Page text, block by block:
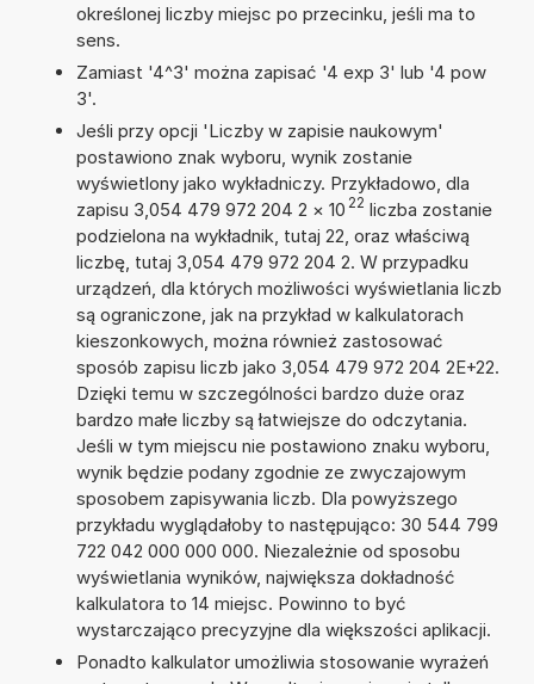
określonej liczby miejsc po przecinku, jeśli ma to
sens.
Zamiast '4^3' można zapisać '4 exp 3' lub '4 pow
3'.
Jeśli przy opcji 'Liczby w zapisie naukowym'
postawiono znak wyboru, wynik zostanie
wyświetlony jako wykładniczy. Przykładowo, dla
zapisu 3,054 479 972 204 2 × 10 22 liczba zostanie
podzielona na wykładnik, tutaj 22, oraz właściwą
liczbę, tutaj 3,054 479 972 204 2. W przypadku
urządzeń, dla których możliwości wyświetlania liczb
są ograniczone, jak na przykład w kalkulatorach
kieszonkowych, można również zastosować
sposób zapisu liczb jako 3,054 479 972 204 2E+22.
Dzięki temu w szczególności bardzo duże oraz
bardzo małe liczby są łatwiejsze do odczytania.
Jeśli w tym miejscu nie postawiono znaku wyboru,
wynik będzie podany zgodnie ze zwyczajowym
sposobem zapisywania liczb. Dla powyższego
przykładu wyglądałoby to następująco: 30 544 799
722 042 000 000 000. Niezależnie od sposobu
wyświetlania wyników, największa dokładność
kalkulatora to 14 miejsc. Powinno to być
wystarczająco precyzyjne dla większości aplikacji.
Ponadto kalkulator umożliwia stosowanie wyrażeń